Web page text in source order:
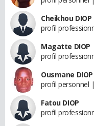
Cheikhou DIOP
profil
Magatte DIOP
profil
Ousmane DIOP
profil personnel
Fatou DIOP
profil